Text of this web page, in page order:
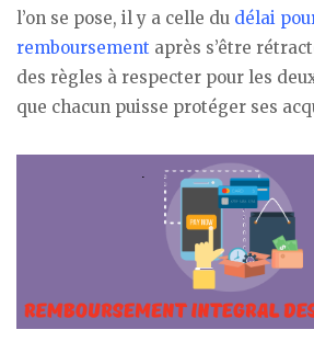
l’on se pose, il y a celle du délai
remboursement après s’être
des règles à respecter pour les
que chacun puisse protéger ses